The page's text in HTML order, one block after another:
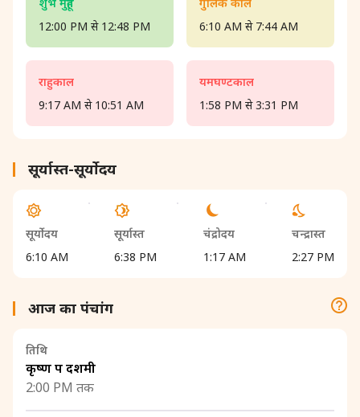
12:00 PM से 12:48 PM
राहुकाल
9:17 AM से 10:51 AM
6:10 AM से 7:44 AM
यमघण्टकाल
1:58 PM से 3:31 PM
सूर्यास्त-सूर्योदय
सूर्योदय
6:10 AM
सूर्यास्त
6:38 PM
चंद्रोदय
1:17 AM
चन्द्रास्त
2:27 PM
आज का पंचांग
तिथि
कृष्ण पक्ष दशमी
2:00 PM तक